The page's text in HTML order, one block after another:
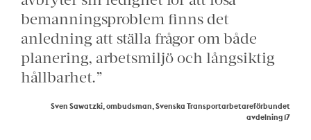
bemanningsproblem finns det
anledning att ställa frågor om både
planering, arbetsmiljö och långsiktig
hållbarhet.”
Sven Sawatzki, ombudsman, Svenska Transportarbetareförbundet
avdelning 17